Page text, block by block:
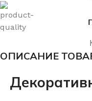
ОПИСАНИЕ